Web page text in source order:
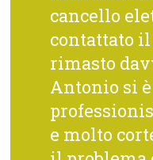
cancello
contattato il
rimasto
Antonio si
e molto